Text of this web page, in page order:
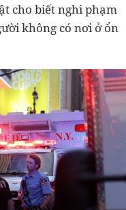
cho biết nghi phạm
không có nơi ở ổn